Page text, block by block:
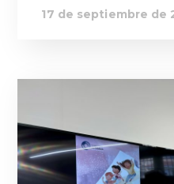
17 de septiembre de